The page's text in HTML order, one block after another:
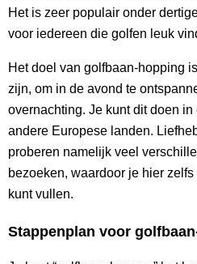
Het is zeer populair onder
voor iedereen die golfen leuk
Het doel van golfbaan-hopping
zijn, om in de avond te
overnachting. Je kunt dit doen
andere Europese landen.
proberen namelijk veel
bezoeken, waardoor je hier
kunt vullen.
Stappenplan voor